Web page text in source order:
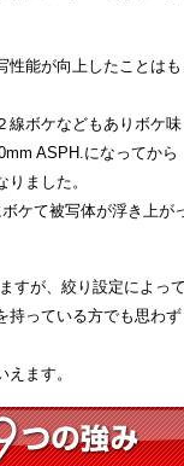
性能が向上したことはも
線ボケなどもありボケ味
ASPH.になってから
ました。
ケて被写体が浮き上が
すが、絞り設定によっ
持っている方でも思わず
ます。